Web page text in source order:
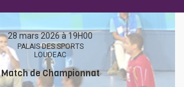
28 mars 2026 à 19H00
PALAIS DES SPORTS
LOUDEAC
Match de Championnat